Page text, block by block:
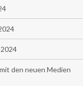
den neuen Medien